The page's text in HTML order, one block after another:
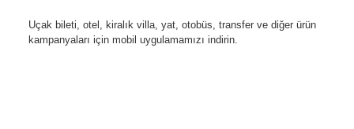
Uçak bileti, otel, kiralık villa, yat, otobüs, transfer ve diğer ürün
kampanyaları için mobil uygulamamızı indirin.